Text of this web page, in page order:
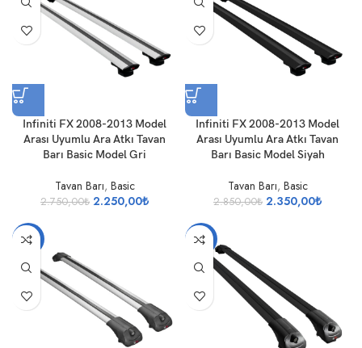
Infiniti FX 2008-2013 Model
Arası Uyumlu Ara Atkı Tavan
Barı Basic Model Gri
Tavan Barı, Basic
2.750,00₺ 2.250,00₺
Infiniti FX 2008-2013 Model
Arası Uyumlu Ara Atkı Tavan
Barı Basic Model Siyah
Tavan Barı, Basic
2.850,00₺ 2.350,00₺
-17% -16%